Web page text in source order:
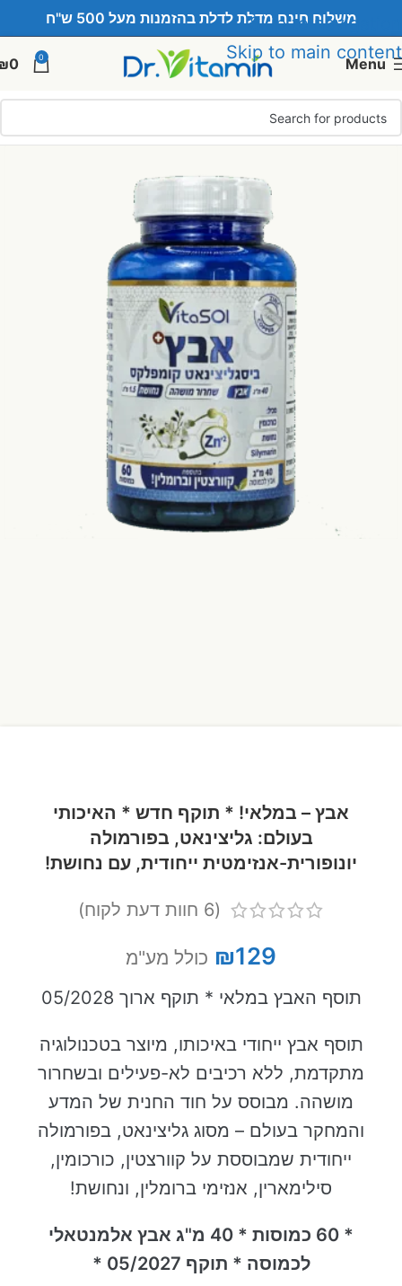
Skip to navigation
Skip to main content
משלוח חינם מדלת לדלת בהזמנות מעל 500 ש"ח
Menu
0
0
אבץ – במלאי! * תוקף חדש * האיכותי
בעולם: גליצינאט, בפורמולה
יונופורית-אנזימטית ייחודית, עם נחושת!
(
6 חוות דעת לקוח)
₪129 כולל מע"מ
תוסף האבץ במלאי * תוקף ארוך 05/2028
תוסף אבץ ייחודי באיכותו, מיוצר בטכנולוגיה
מתקדמת, ללא רכיבים לא-פעילים ובשחרור
מושהה. מבוסס על חוד החנית של המדע
והמחקר בעולם – מסוג גליצינאט, בפורמולה
ייחודית שמבוססת על קוורצטין, כורכומין,
סילימארין, אנזימי ברומלין, ונחושת!
* 60 כמוסות * 40 מ"ג אבץ אלמנטאלי
לכמוסה * תוקף 05/2027 *